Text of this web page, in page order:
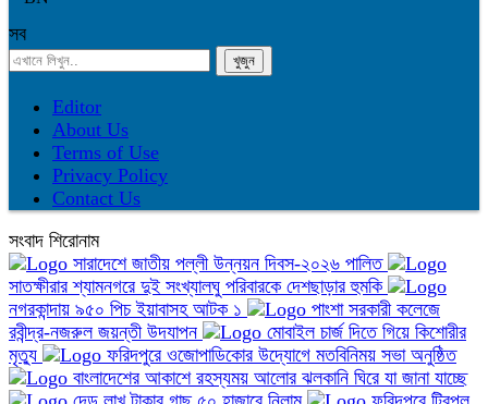
সব
Editor
About Us
Terms of Use
Privacy Policy
Contact Us
সংবাদ শিরোনাম
সারাদেশে জাতীয় পল্লী উন্নয়ন দিবস-২০২৬ পালিত
সাতক্ষীরার শ্যামনগরে দুই সংখ্যালঘু পরিবারকে দেশছাড়ার হুমকি
নগরকান্দায় ৯৫০ পিচ ইয়াবাসহ আটক ১
পাংশা সরকারী কলেজে
রবীন্দ্র-নজরুল জয়ন্তী উদযাপন
মোবাইল চার্জ দিতে গিয়ে কিশোরীর
মৃত্যু
ফরিদপুরে ওজোপাডিকোর উদ্যোগে মতবিনিময় সভা অনুষ্ঠিত
বাংলাদেশের আকাশে রহস্যময় আলোর ঝলকানি ঘিরে যা জানা যাচ্ছে